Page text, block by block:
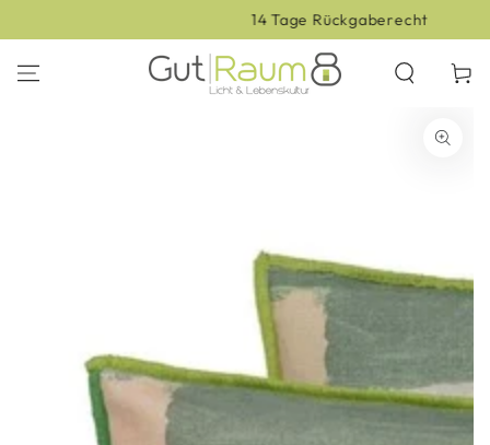
14 Tage Rückgaberecht